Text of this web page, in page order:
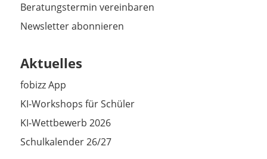
Beratungstermin vereinbaren
Newsletter abonnieren
Aktuelles
fobizz App
KI-Workshops für Schüler
KI-Wettbewerb 2026
Schulkalender 26/27